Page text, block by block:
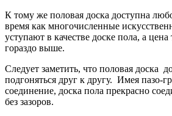
К тому же половая доска доступна
время как многочисленные
уступают в качестве доске пола, а
гораздо выше.
Следует заметить, что половая доска
подгоняться друг к другу. Имея пазо-
соединение, доска пола прекрасно
без зазоров.